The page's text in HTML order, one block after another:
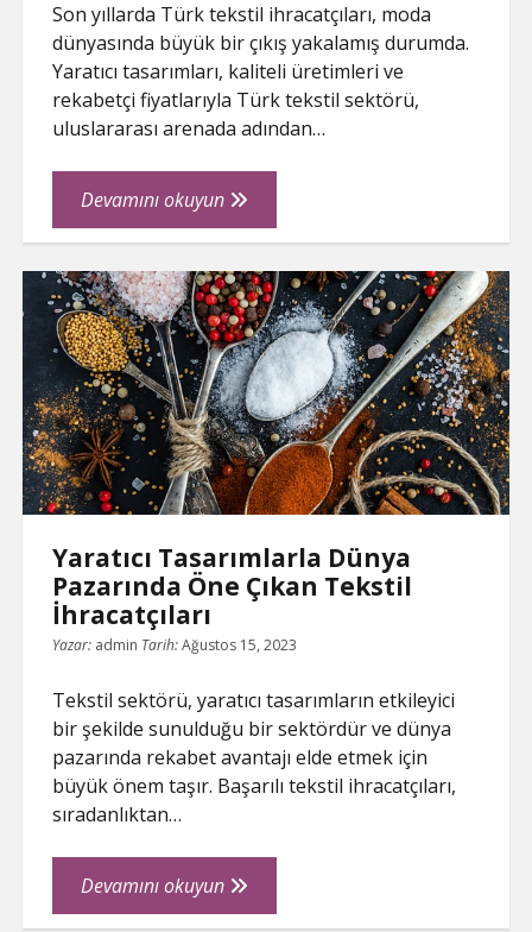
Son yıllarda Türk tekstil ihracatçıları, moda
dünyasında büyük bir çıkış yakalamış durumda.
Yaratıcı tasarımları, kaliteli üretimleri ve
rekabetçi fiyatlarıyla Türk tekstil sektörü,
uluslararası arenada adından…
Devamını okuyunTürk
Tekstil
Moda
Dünyasında
Adını
Altın
Harflerle
Yazdırıyor
Yaratıcı Tasarımlarla Dünya
Pazarında Öne Çıkan Tekstil
İhracatçıları
Yazar: admin Tarih:Ağustos 15, 2023
Tekstil sektörü, yaratıcı tasarımların etkileyici
bir şekilde sunulduğu bir sektördür ve dünya
pazarında rekabet avantajı elde etmek için
büyük önem taşır. Başarılı tekstil ihracatçıları,
sıradanlıktan…
Devamını okuyunYaratıcı
Tasarımlarla